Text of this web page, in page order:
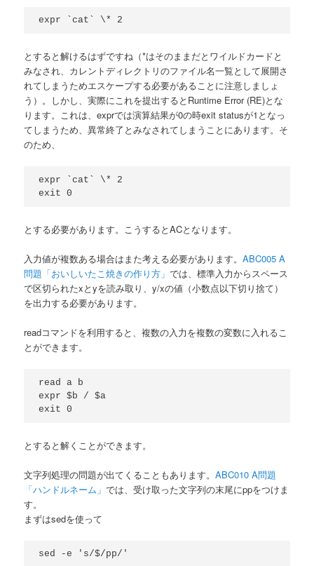
とすると解けるはずですね（*はそのままだとワイルドカードと
みなされ、カレントディレクトリのファイル名一覧として展開さ
れてしまうためエスケープする必要があることに注意しましょ
う）。しかし、実際にこれを提出するとRuntime Error (RE)とな
ります。これは、exprでは演算結果が0の時exit statusが1となっ
てしまうため、異常終了とみなされてしまうことにあります。そ
のため、
expr `cat` \* 2
とする必要があります。こうするとACとなります。
入力値が複数ある場合はまた考える必要があります。ABC005 A
問題「おいしいたこ焼きの作り方」では、標準入力からスペース
で区切られたxとyを読み取り、y/xの値（小数点以下切り捨て）
を出力する必要があります。
readコマンドを利用すると、複数の入力を複数の変数に入れるこ
とができます。
read a b
expr $b / $a
とすると解くことができます。
文字列処理の問題が出てくることもあります。ABC010 A問題
「ハンドルネーム」では、受け取った文字列の末尾にppをつけま
す。
まずはsedを使って